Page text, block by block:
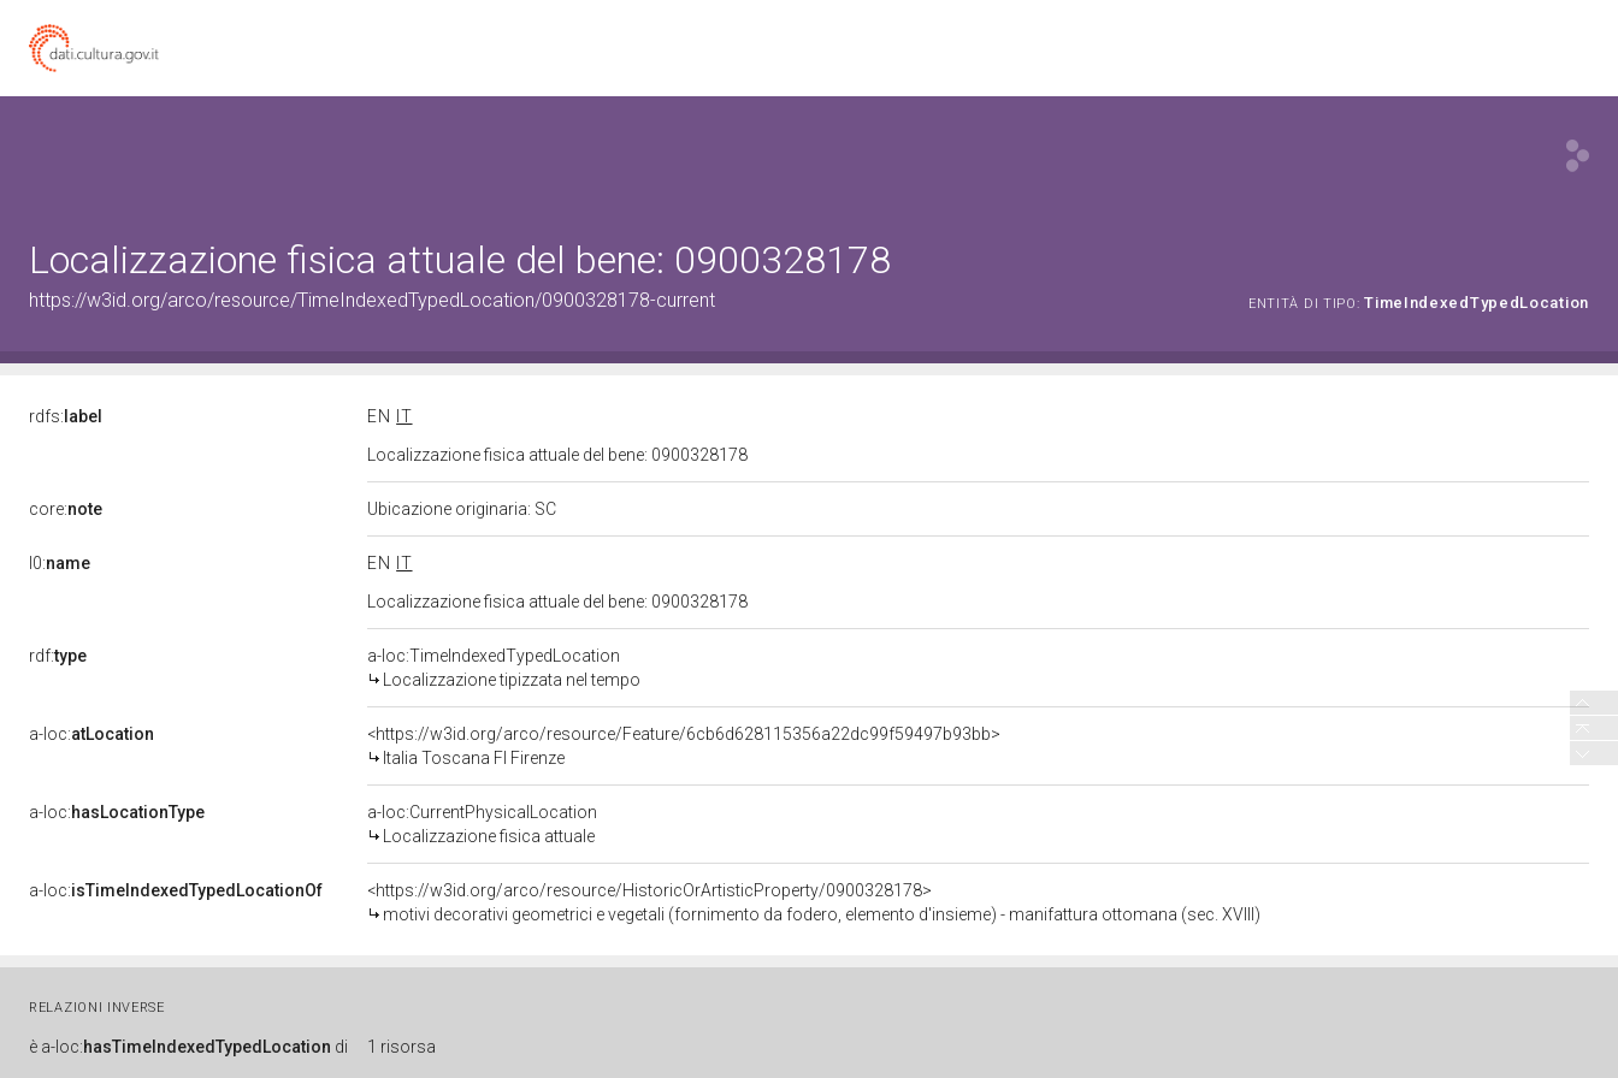
Localizzazione fisica attuale del bene: 0900328178
https://w3id.org/arco/resource/TimeIndexedTypedLocation/0900328178-current ENTITÀ DI TIPO: TimeIndexedTypedLocation
rdfs: label EN
IT
Localizzazione fisica attuale del bene: 0900328178
core:note Ubicazione originaria: SC
l0:name EN
IT
Localizzazione fisica attuale del bene: 0900328178
rdf:type
a-loc:TimeIndexedTypedLocation
Localizzazione tipizzata nel tempo
a-loc:atLocation
<https://w3id.org/arco/resource/Feature/6cb6d628115356a22dc99f59497b93bb>
Italia Toscana FI Firenze
a-loc:hasLocationType
a-loc:CurrentPhysicalLocation
Localizzazione fisica attuale
a-loc:isTimeIndexedTypedLocationOf
<https://w3id.org/arco/resource/HistoricOrArtisticProperty/0900328178>
motivi decorativi geometrici e vegetali (fornimento da fodero, elemento d'insieme) - manifattura ottomana (sec. XVIII)
RELAZIONI INVERSE
è a-loc:hasTimeIndexedTypedLocation di 1 risorsa